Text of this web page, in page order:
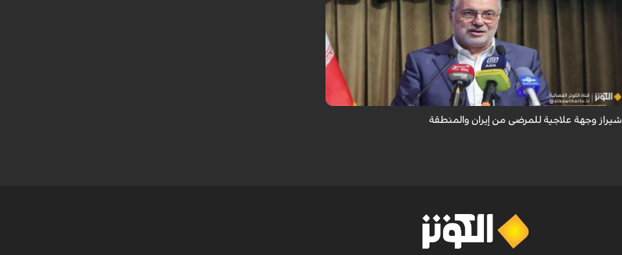
تُعدّ المراكز العلاجية في شيراز، بدعم من كفاءاتها المتخصّصة وتقنياتها الحديثة،
وجهةً للمرضى من داخل إيران وخارجها.
شيراز وجهة علاجية للمرضى من إيران والمنطقة